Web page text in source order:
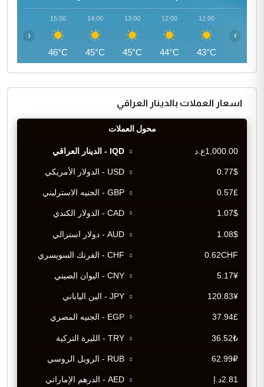
11:00
43°C
12:00
44°C
13:00
45°C
14:00
45°C
15:00
46°C
‹ ›
اسعار العملات بالدينار العراقي